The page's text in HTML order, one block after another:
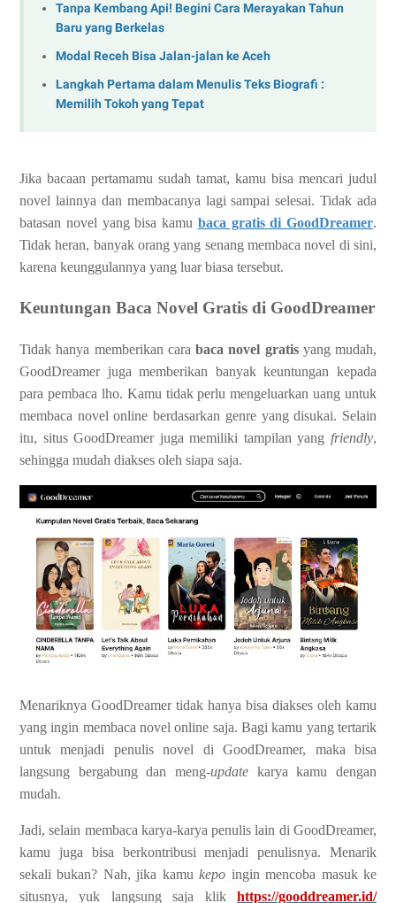
Tanpa Kembang Api! Begini Cara Merayakan Tahun
Baru yang Berkelas
Modal Receh Bisa Jalan-jalan ke Aceh
Langkah Pertama dalam Menulis Teks Biografi :
Memilih Tokoh yang Tepat
Jika bacaan pertamamu sudah tamat, kamu bisa mencari judul
novel lainnya dan membacanya lagi sampai selesai. Tidak ada
batasan novel yang bisa kamu baca gratis di GoodDreamer.
Tidak heran, banyak orang yang senang membaca novel di sini,
karena keunggulannya yang luar biasa tersebut.
Keuntungan Baca Novel Gratis di GoodDreamer
Tidak hanya memberikan cara baca novel gratisyang mudah,
GoodDreamer juga memberikan banyak keuntungan kepada
para pembaca lho. Kamu tidak perlu mengeluarkan uang untuk
membaca novel online berdasarkan genre yang disukai. Selain
itu, situs GoodDreamer juga memiliki tampilan yang friendly,
sehingga mudah diakses oleh siapa saja.
Menariknya GoodDreamer tidak hanya bisa diakses oleh kamu
yang ingin membaca novel online saja. Bagi kamu yang tertarik
untuk menjadi penulis novel di GoodDreamer, maka bisa
langsung bergabung dan meng-update karya kamu dengan
mudah.
Jadi, selain membaca karya-karya penulis lain di GoodDreamer,
kamu juga bisa berkontribusi menjadi penulisnya. Menarik
sekali bukan? Nah, jika kamukepo ingin mencoba masuk ke
situsnya, yuk langsung saja klik https://gooddreamer.id/